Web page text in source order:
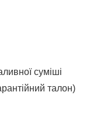
суміші
талон)